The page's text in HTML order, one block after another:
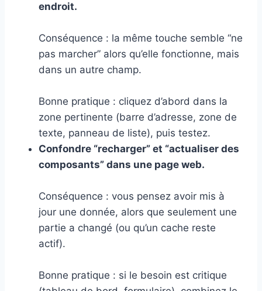
endroit.
Conséquence : la même touche semble “ne
pas marcher” alors qu’elle fonctionne, mais
dans un autre champ.
Bonne pratique : cliquez d’abord dans la
zone pertinente (barre d’adresse, zone de
texte, panneau de liste), puis testez.
Confondre “recharger” et “actualiser des
composants” dans une page web.
Conséquence : vous pensez avoir mis à
jour une donnée, alors que seulement une
partie a changé (ou qu’un cache reste
actif).
Bonne pratique : si le besoin est critique